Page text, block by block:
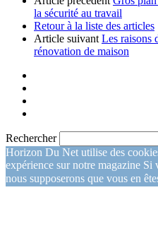
la sécurité au travail
Retour à la liste des articles
Article suivant Les raisons
rénovation de maison
Rechercher
Horizon Du Net utilise des
expérience sur notre magazine Si
nous supposerons que vous en